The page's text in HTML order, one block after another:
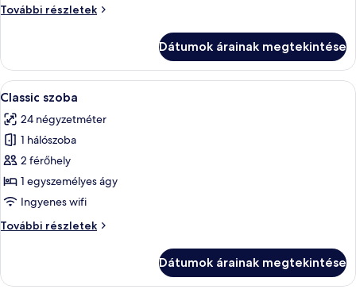
További részletek
Luxus
részletei
Dátumok árainak megtekintése
A
következő
szoba
összes
képének
megtekintése:
Classic
Egy szállodai szoba, amelyben
4
Classic szoba
24 négyzetméter
1 hálószoba
2 férőhely
1 egyszemélyes ágy
Ingyenes wifi
További részletek
Classic
Dátumok árainak megtekintése